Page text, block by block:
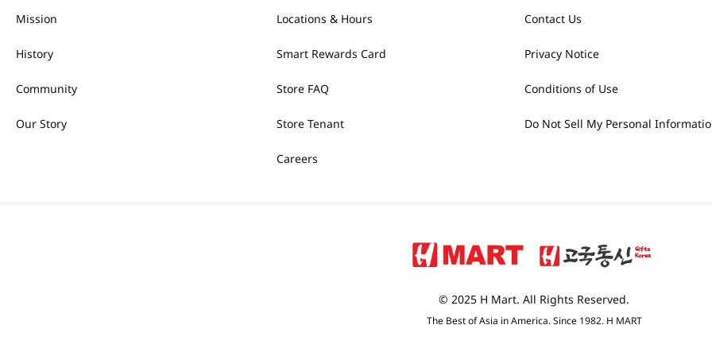
Mission
History
Community
Our Story
Locations & Hours
Smart Rewards Card
Store FAQ
Store Tenant
Careers
Contact Us
Privacy Notice
Conditions of Use
Do Not Sell My Personal
© 2025 H Mart. All Rights Reserved.
The Best of Asia in America. Since 1982. H MART